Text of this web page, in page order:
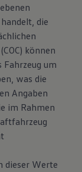
die
können
Fahrzeug um
was die
Angaben
im Rahmen
dieser Werte